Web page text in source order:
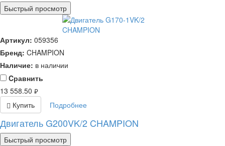
Быстрый просмотр
Артикул: 059356
Бренд: CHAMPION
Наличие: в наличии
Cравнить
13 558.50 руб.
Купить Подробнее
Двигатель G200VK/2 CHAMPION
Быстрый просмотр